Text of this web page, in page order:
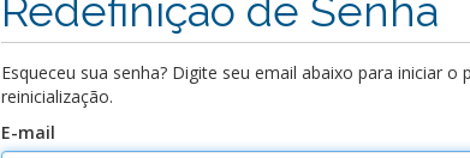
Redefinição de Senha
Esqueceu sua senha? Digite seu email abaixo para iniciar o
reinicialização.
E-mail